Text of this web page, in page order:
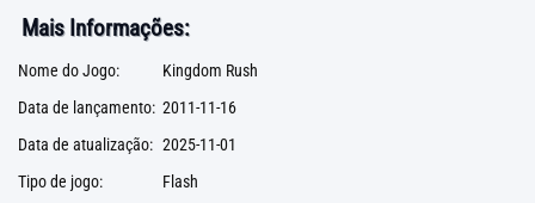
Mais Informações:
Nome do Jogo:
Kingdom Rush
Data de lançamento: 2011-11-16
Data de atualização: 2025-11-01
Tipo de jogo:
Flash